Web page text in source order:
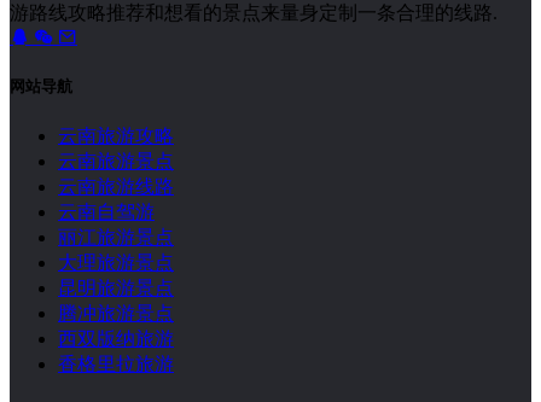
游路线攻略推荐和想看的景点来量身定制一条合理的线路.
网站导航
云南旅游攻略
云南旅游景点
云南旅游线路
云南自驾游
丽江旅游景点
大理旅游景点
昆明旅游景点
腾冲旅游景点
西双版纳旅游
香格里拉旅游